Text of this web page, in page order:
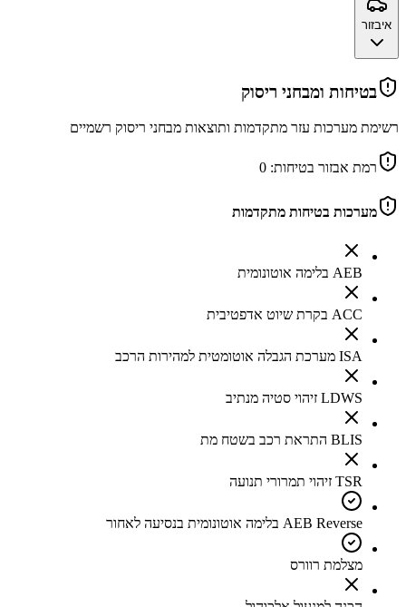
איבזור
בטיחות ומבחני ריסוק
רשימת מערכות עזר מתקדמות ותוצאות מבחני ריסוק רשמיים
רמת אבזור בטיחות: 0
מערכות בטיחות מתקדמות
AEB בלימה אוטונומית
ACC בקרת שיוט אדפטיבית
ISA מערכת הגבלה אוטומטית למהירות הרכב
LDWS זיהוי סטיה מנתיב
BLIS התראת רכב בשטח מת
TSR זיהוי תמרורי תנועה
AEB Reverse בלימה אוטונומית בנסיעה לאחור
מצלמת רוורס